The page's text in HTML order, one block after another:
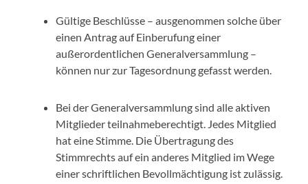
Gültige Beschlüsse – ausgenommen solche über
einen Antrag auf Einberufung einer
außerordentlichen Generalversammlung –
können nur zur Tagesordnung gefasst werden.
Bei der Generalversammlung sind alle aktiven
Mitglieder teilnahmeberechtigt. Jedes Mitglied
hat eine Stimme. Die Übertragung des
Stimmrechts auf ein anderes Mitglied im Wege
einer schriftlichen Bevollmächtigung ist zulässig.